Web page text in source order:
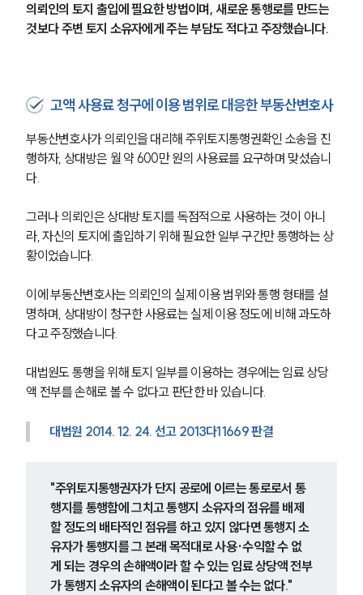
부동산전문변호사
공지사항
법률 블로그
법률서식
대륜법률상담예약
의뢰인의 토지 출입에 필요한 방법이며, 새로운 통행로를 만드는
것보다 주변 토지 소유자에게 주는 부담도 적다고 주장했습니다.
고액 사용료 청구에 이용 범위로 대응한 부동산변호사
부동산변호사가 의뢰인을 대리해 주위토지통행권확인 소송을 진
행하자, 상대방은 월 약 600만 원의 사용료를 요구하며 맞섰습니
다.
그러나 의뢰인은 상대방 토지를 독점적으로 사용하는 것이 아니
라, 자신의 토지에 출입하기 위해 필요한 일부 구간만 통행하는 상
황이었습니다.
이에 부동산변호사는 의뢰인의 실제 이용 범위와 통행 형태를 설
명하며, 상대방이 청구한 사용료는 실제 이용 정도에 비해 과도하
다고 주장했습니다.
대법원도 통행을 위해 토지 일부를 이용하는 경우에는 임료 상당
액 전부를 손해로 볼 수 없다고 판단한 바 있습니다.
대법원 2014. 12. 24. 선고 2013다11669 판결
"주위토지통행권자가 단지 공로에 이르는 통로로서 통
행지를 통행함에 그치고 통행지 소유자의 점유를 배제
할 정도의 배타적인 점유를 하고 있지 않다면 통행지 소
유자가 통행지를 그 본래 목적대로 사용·수익할 수 없
게 되는 경우의 손해액이라 할 수 있는 임료 상당액 전부
가 통행지 소유자의 손해액이 된다고 볼 수는 없다."